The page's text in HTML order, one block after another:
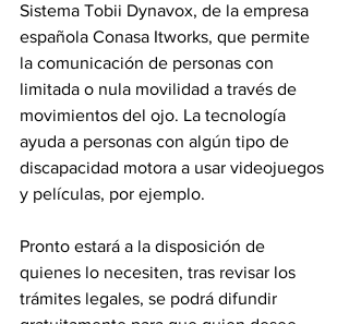
Sistema Tobii Dynavox, de la empresa
española Conasa Itworks, que permite
la comunicación de personas con
limitada o nula movilidad a través de
movimientos del ojo. La tecnología
ayuda a personas con algún tipo de
discapacidad motora a usar videojuegos
y películas, por ejemplo.
Pronto estará a la disposición de
quienes lo necesiten, tras revisar los
trámites legales, se podrá difundir